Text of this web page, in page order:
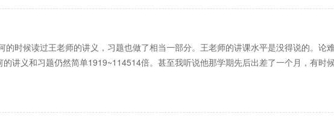
的时候读过王老师的讲义，习题也做了相当一部分。王老师的讲课水平是没得说的。论
讲义和习题仍然简单1919~114514倍。甚至我听说他那学期先后出差了一个月，有时